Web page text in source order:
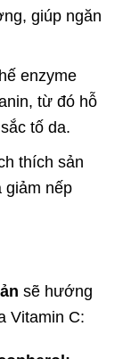
giúp ngăn
enzyme
từ đó hỗ
tố da.
thích sản
giảm nếp
sẽ hướng
Vitamin C: